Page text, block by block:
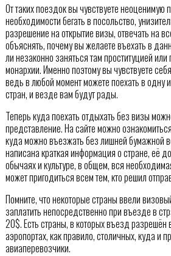
От таких поездок вы чувствуете неоценимую
необходимости бегать в посольство,
разрешение на открытие визы, отвечать на
объяснять, почему вы желаете въехать в
ли незаконно заняться там проституцией
монархии. Именно поэтому вы чувствуете
ведь в любой момент можете поехать в
стран, и везде вам будут рады.
Теперь куда поехать отдыхать без визы
представление. На сайте можно
куда можно въезжать без лишней бумажной
написана краткая информация о стране, её
обычаях и культуре, в общем, вся
может пригодиться всем тем, кто решил
Помните, что некоторые страны ввели
заплатить непосредственно при въезде в
20$. Есть страны, в которых въезд
аэропортах, как правило, столичных, куда и
авиаперевозчики.